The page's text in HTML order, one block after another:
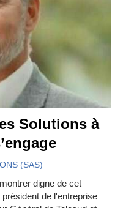
Solutions à
(SAS)
digne de cet
de l'entreprise